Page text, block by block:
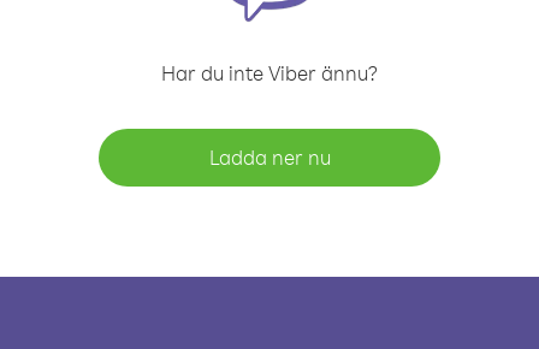
Har du inte Viber ännu?
Ladda ner nu